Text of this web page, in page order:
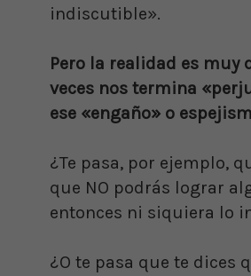
indiscutible».
Pero la realidad es muy
veces nos termina
ese «engaño» o
¿Te pasa, por ejemplo,
que NO podrás lograr
entonces ni siquiera lo
¿O te pasa que te dices